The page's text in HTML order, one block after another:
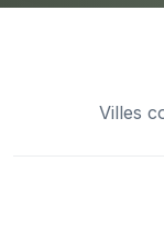
Villes